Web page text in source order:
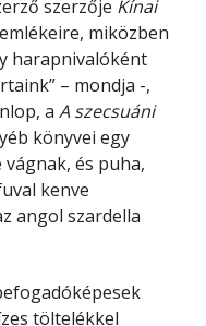
szerzője Kínai
miközben
harapnivalóként
– mondja -,
aA szecsuáni
könyvei egy
és puha,
kenve
angol szardella
töltelékkel